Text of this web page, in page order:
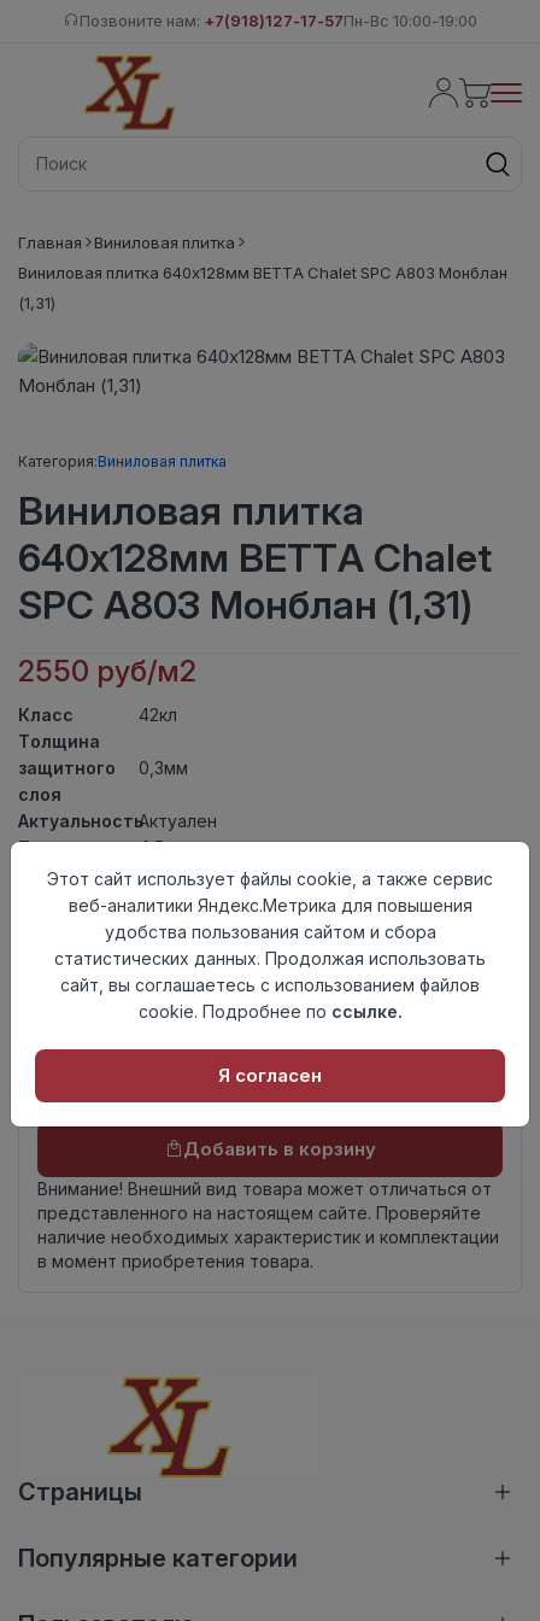
Позвоните нам: +7(918)127-17-57Пн-Вс 10:00-19:00
Главная
Виниловая плитка
Виниловая плитка 640x128мм BETTA Chalet SPC A803 Монблан
(1,31)
Категория:Виниловая плитка
Виниловая плитка
640x128мм BETTA Chalet
SPC A803 Монблан (1,31)
2550 руб/м2
Класс
42кл
Толщина
защитного
слоя
0,3мм
АктуальностьАктуален
Толщина
4,5мм
Размер
доски
640x128мм
Теплый пол
до +27 градусов
Способ
укладки
Замковый метод
4V
происхождения
Китай
Осталось96 упак
Добавить в корзину
Внимание! Внешний вид товара может отличаться от
представленного на настоящем сайте. Проверяйте
наличие необходимых характеристик и комплектации
в момент приобретения товара.
Страницы
Популярные категории
Этот сайт использует файлы cookie, а также сервис
веб-аналитики Яндекс.Метрика для повышения
удобства пользования сайтом и сбора
статистических данных. Продолжая использовать
сайт, вы соглашаетесь с использованием файлов
cookie. Подробнее по ссылке.
Я согласен